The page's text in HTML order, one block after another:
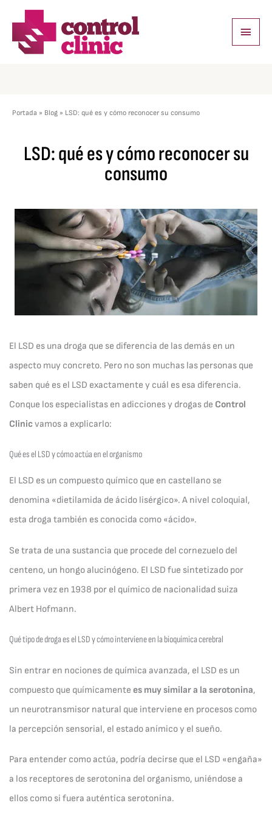
contenido
Portada » Blog » LSD: qué es y cómo reconocer su consumo
LSD: qué es y cómo reconocer su
consumo
El LSD es una droga que se diferencia de las demás en un
aspecto muy concreto. Pero no son muchas las personas que
saben qué es el LSD exactamente y cuál es esa diferencia.
Conque los especialistas en adicciones y drogas de Control
Clinicvamos a explicarlo:
Qué es el LSD y cómo actúa en el organismo
El LSD es un compuesto químico que en castellano se
denomina «dietilamida de ácido lisérgico». A nivel coloquial,
esta droga también es conocida como «ácido».
Se trata de una sustancia que procede del cornezuelo del
centeno, un hongo alucinógeno. El LSD fue sintetizado por
primera vez en 1938 por el químico de nacionalidad suiza
Albert Hofmann.
Qué tipo de droga es el LSD y cómo interviene en la bioquímica cerebral
Sin entrar en nociones de química avanzada, el LSD es un
compuesto que químicamente es muy similar a la serotonina,
un neurotransmisor natural que interviene en procesos como
la percepción sensorial, el estado anímico y el sueño.
Para entender como actúa, podría decirse que el LSD «engaña»
a los receptores de serotonina del organismo, uniéndose a
ellos como si fuera auténtica serotonina.